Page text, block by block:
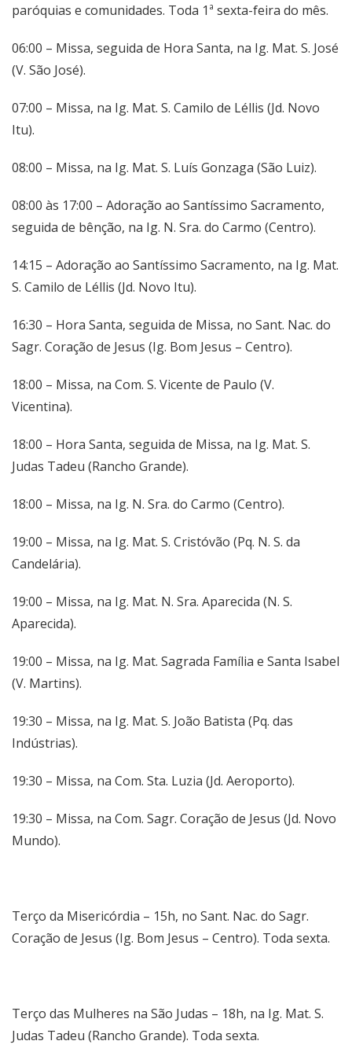
paróquias e comunidades. Toda 1ª sexta-feira do mês.
06:00 – Missa, seguida de Hora Santa, na Ig. Mat. S. José
(V. São José).
07:00 – Missa, na Ig. Mat. S. Camilo de Léllis (Jd. Novo
Itu).
08:00 – Missa, na Ig. Mat. S. Luís Gonzaga (São Luiz).
08:00 às 17:00 – Adoração ao Santíssimo Sacramento,
seguida de bênção, na Ig. N. Sra. do Carmo (Centro).
14:15 – Adoração ao Santíssimo Sacramento, na Ig. Mat.
S. Camilo de Léllis (Jd. Novo Itu).
16:30 – Hora Santa, seguida de Missa, no Sant. Nac. do
Sagr. Coração de Jesus (Ig. Bom Jesus – Centro).
18:00 – Missa, na Com. S. Vicente de Paulo (V.
Vicentina).
18:00 – Hora Santa, seguida de Missa, na Ig. Mat. S.
Judas Tadeu (Rancho Grande).
18:00 – Missa, na Ig. N. Sra. do Carmo (Centro).
19:00 – Missa, na Ig. Mat. S. Cristóvão (Pq. N. S. da
Candelária).
19:00 – Missa, na Ig. Mat. N. Sra. Aparecida (N. S.
Aparecida).
19:00 – Missa, na Ig. Mat. Sagrada Família e Santa Isabel
(V. Martins).
19:30 – Missa, na Ig. Mat. S. João Batista (Pq. das
Indústrias).
19:30 – Missa, na Com. Sta. Luzia (Jd. Aeroporto).
19:30 – Missa, na Com. Sagr. Coração de Jesus (Jd. Novo
Mundo).
Terço da Misericórdia – 15h, no Sant. Nac. do Sagr.
Coração de Jesus (Ig. Bom Jesus – Centro). Toda sexta.
Terço das Mulheres na São Judas – 18h, na Ig. Mat. S.
Judas Tadeu (Rancho Grande). Toda sexta.